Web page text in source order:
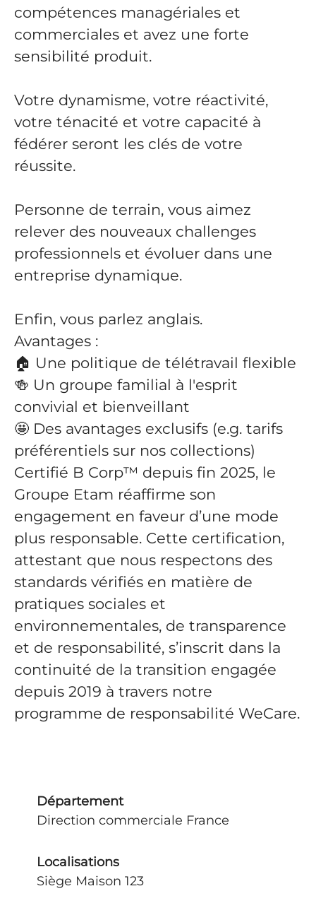
compétences managériales et
commerciales et avez une forte
sensibilité produit.
Votre dynamisme, votre réactivité,
votre ténacité et votre capacité à
fédérer seront les clés de votre
réussite.
Personne de terrain, vous aimez
relever des nouveaux challenges
professionnels et évoluer dans une
entreprise dynamique.
Enfin, vous parlez anglais.
Avantages :
🏠 Une politique de télétravail flexible
🍻 Un groupe familial à l'esprit
convivial et bienveillant
🤩 Des avantages exclusifs (e.g. tarifs
préférentiels sur nos collections)
Certifié B Corp™ depuis fin 2025, le
Groupe Etam réaffirme son
engagement en faveur d’une mode
plus responsable. Cette certification,
attestant que nous respectons des
standards vérifiés en matière de
pratiques sociales et
environnementales, de transparence
et de responsabilité, s’inscrit dans la
continuité de la transition engagée
depuis 2019 à travers notre
programme de responsabilité WeCare.
Département
Direction commerciale France
Localisations
Siège Maison 123